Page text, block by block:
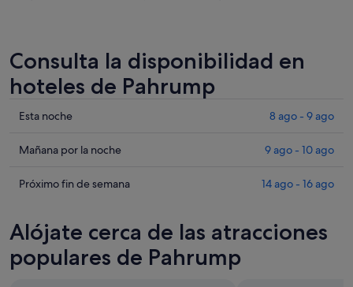
Consulta la disponibilidad en
hoteles de Pahrump
Comprueba
precios
Pahrump
noche,
ago
Esta noche 8 ago - 9 ago
Comprueba
precios
para
mañana
por
Mañana por la noche 9 ago - 10 ago
Comprueba
en
Pahrump
para
Próximo fin de semana 14 ago - 16 ago
Alójate cerca de las atracciones
populares de Pahrump